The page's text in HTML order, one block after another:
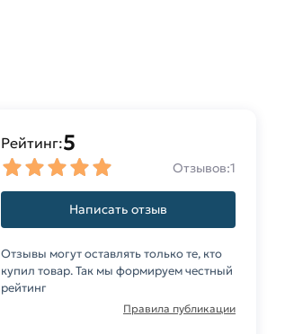
Рейтинг:5
Отзывов:1
Написать отзыв
Отзывы могут оставлять только те, кто
купил товар. Так мы формируем честный
рейтинг
Правила публикации